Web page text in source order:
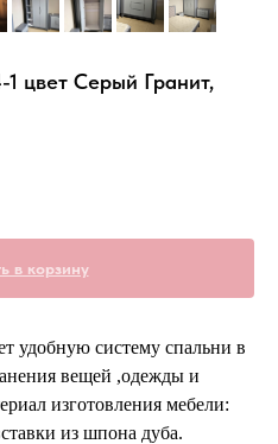
цвет Серый Гранит,
в корзину
удобную систему спальни в
вещей ,одежды и
изготовления мебели:
из шпона дуба.